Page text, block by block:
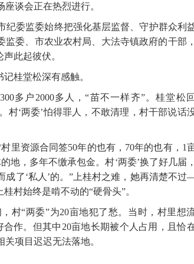
谈会正在热烈进行。
委监委始终把强化基层监督、守护群众利
监委、市农业农村局、大法寺镇政府的干部
此起彼伏。
桂堂松深有感触。
户2000多人，“苗不一样齐”。桂堂松
村‘两委’怕得罪人，不敢清理，村干部说话
资源合同签50年的也有，70年的也有，1
地，多年不缴承包金。村‘两委’换了好几届
成了‘私人’的。”上桂村之难，她再清楚不
村始终是啃不动的“硬骨头”。
“两委”为20亩地犯了愁。当时，村里想
作。但其中20亩地长期被个人占用，且恰
项目迟迟无法落地。